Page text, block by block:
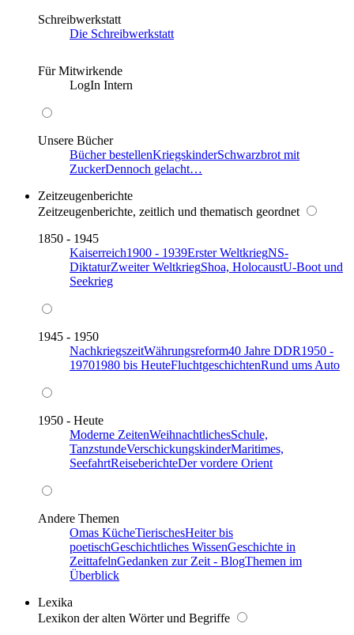
Schreibwerkstatt
Die Schreibwerkstatt
Für Mitwirkende
LogIn Intern
Unsere Bücher
Bücher bestellenKriegskinderSchwarzbrot mit
ZuckerDennoch gelacht…
Zeitzeugenberichte
Zeitzeugenberichte, zeitlich und thematisch geordnet
1850 - 1945
Kaiserreich1900 - 1939Erster WeltkriegNS-
DiktaturZweiter WeltkriegShoa, HolocaustU-Boot und
Seekrieg
1945 - 1950
NachkriegszeitWährungsreform40 Jahre DDR1950 -
19701980 bis HeuteFluchtgeschichtenRund ums Auto
1950 - Heute
Moderne ZeitenWeihnachtlichesSchule,
TanzstundeVerschickungskinderMaritimes,
SeefahrtReiseberichteDer vordere Orient
Andere Themen
Omas KücheTierischesHeiter bis
poetischGeschichtliches WissenGeschichte in
ZeittafelnGedanken zur Zeit - BlogThemen im
Überblick
Lexika
Lexikon der alten Wörter und Begriffe